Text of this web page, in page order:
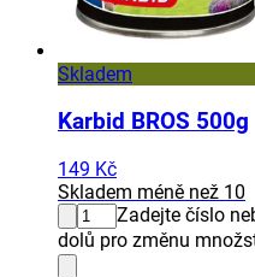
Skladem
Karbid BROS 500g
149 Kč
Skladem méně než 10
Zadejte číslo
dolů pro změnu